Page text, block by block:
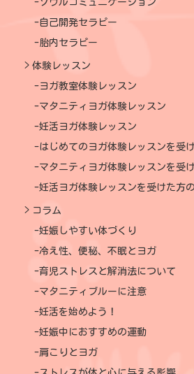
自己開発セラピー
胎内セラピー
体験レッスン
ヨガ教室体験レッスン
マタニティヨガ体験レッスン
妊活ヨガ体験レッスン
はじめてのヨガ体験レッスンを受
マタニティヨガ体験レッスンを受
妊活ヨガ体験レッスンを受けた方
コラム
妊娠しやすい体づくり
冷え性、便秘、不眠とヨガ
育児ストレスと解消法について
マタニティブルーに注意
妊活を始めよう！
妊娠中におすすめの運動
肩こりとヨガ